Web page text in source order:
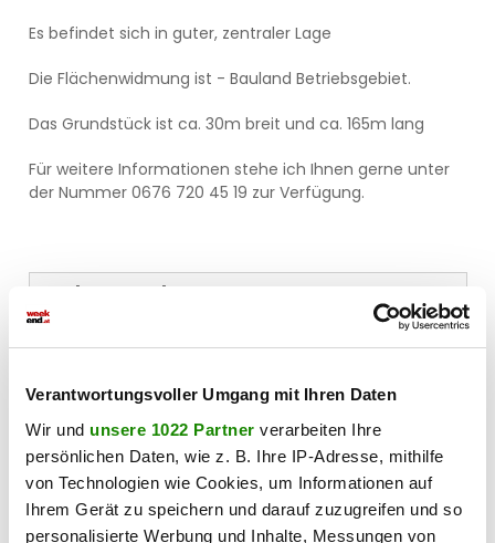
Verantwortungsvoller Umgang mit Ihren Daten
Wir und unsere 1022 Partner verarbeiten Ihre
persönlichen Daten, wie z. B. Ihre IP-Adresse, mithilfe
von Technologien wie Cookies, um Informationen auf
Ihrem Gerät zu speichern und darauf zuzugreifen und so
personalisierte Werbung und Inhalte, Messungen von
Es befindet sich in guter, zentraler Lage
Die Flächenwidmung ist - Bauland Betriebsgebiet.
Das Grundstück ist ca. 30m breit und ca. 165m lang
Für weitere Informationen stehe ich Ihnen gerne unter
der Nummer 0676 720 45 19 zur Verfügung.
In der Umgebung
Bus
Autobahnanschluss
< 1km
Bahnhof
< 2km
Flughafen